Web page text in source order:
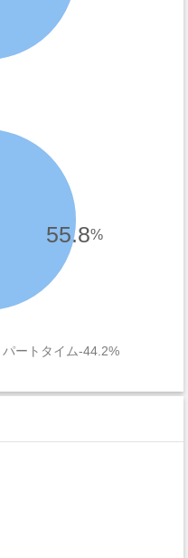
55.8%
パートタイム 44.2%